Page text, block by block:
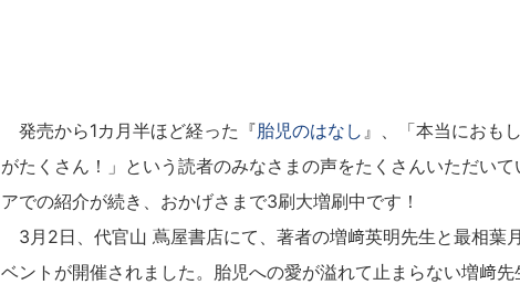
発売から1カ月半ほど経った『胎児のはなし 』、「本当におも
がたくさん！」という読者のみなさまの声をたくさんいただい
アでの紹介が続き、おかげさまで3刷大増刷中です！
3月2日、代官山 蔦屋書店にて、著者の増﨑英明先生と最相葉
ベントが開催されました。胎児への愛が溢れて止まらない増﨑